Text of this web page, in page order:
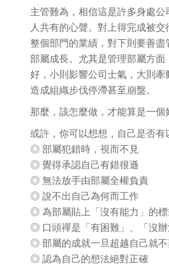
主管難為，相信這是許多身處公
人共有的心聲。對上得完成被交
整個部門的業績，對下則要善盡
部屬成長。尤其是管理部屬方面
好，小則影響公司士氣，大則牽
造成組織步伐停滯甚至崩盤。
那麼，該怎麼做，才能算是一個
或許，你可以想想，自己是否有
◎ 部屬犯錯時，視而不見
◎ 覺得承認自己有錯很遜
◎ 無法放手由部屬全權負責
◎ 說不出自己為何而工作
◎ 為部屬貼上「沒有能力」的標
◎ 口頭禪是「有困難」、「沒辦
◎ 部屬的成就一旦超越自己就
◎ 認為自己的想法絕對正確